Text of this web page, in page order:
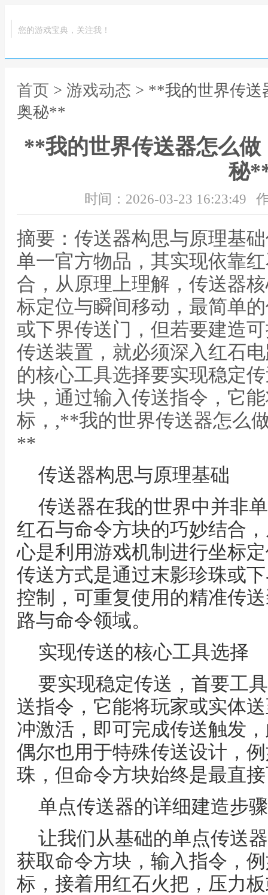
您的游戏宝典，关注我！
首页 > 游戏动态 > **我的世界传送
奥秘**
**我的世界传送器怎么
秘
时间：2026-03-23 16:23:49
摘要：传送器构思与原理基
单一官方物品，其实现依靠
合，从原理上理解，传送器
标定位与瞬间移动，最简单
或下界传送门，但若要建造
传送装置，就必须深入红石
的核心工具选择要实现稳定
块，通过输入传送指令，它
标，,**我的世界传送器怎么
**
传送器构思与原理基础
传送器在我的世界中并非
红石与命令方块的巧妙结合
心是利用游戏机制进行坐标
传送方式是通过末影珍珠或
控制，可重复使用的精准传
路与命令领域。
实现传送的核心工具选择
要实现稳定传送，首要工
送指令，它能将玩家或实体
冲激活，即可完成传送触发
偶尔也用于特殊传送设计，
珠，但命令方块始终是最直
单点传送器的详细建造步骤
让我们从基础的单点传送
获取命令方块，输入指令，
标，接着用红石火把，压力